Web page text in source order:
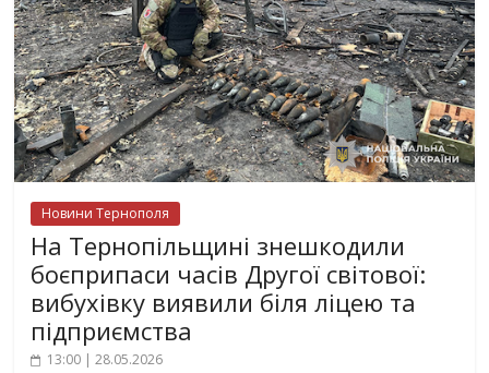
Новини Тернополя
На Тернопільщині знешкодили
боєприпаси часів Другої світової:
вибухівку виявили біля ліцею та
підприємства
13:00 | 28.05.2026